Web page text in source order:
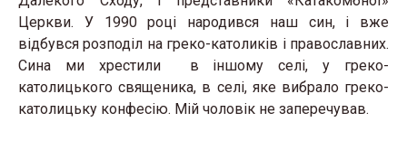
Церкви. У 1990 році народився наш син, і вже
відбувся розподіл на греко-католиків і православних.
Сина ми хрестили в іншому селі, у греко-
католицького священика, в селі, яке вибрало греко-
католицьку конфесію. Мій чоловік не заперечував.